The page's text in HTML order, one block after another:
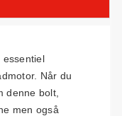
essentiel
Når du
denne bolt,
men også